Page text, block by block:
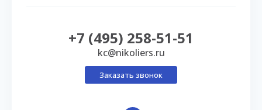
+7 (495) 258-51-51
kc@nikoliers.ru
Заказать звонок